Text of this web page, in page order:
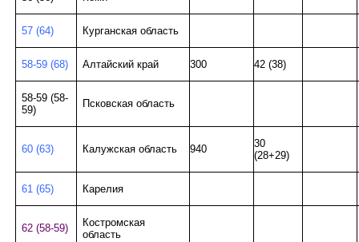
57 (64) Курганская область
58-59 (68) Алтайский край 300 42 (38)
58-59 (58-
59)
Псковская область
60 (63) Калужская область 940
30
(28+29)
61 (65) Карелия
62 (58-59)
Костромская
область